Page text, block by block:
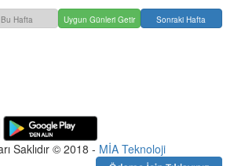
Bu Hafta Uygun Günleri Getir Sonraki Hafta
Saklıdır © 2018 - MİA Teknoloji